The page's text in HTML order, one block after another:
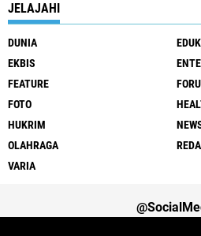
JELAJAHI
DUNIA
EKBIS
FEATURE
FOTO
HUKRIM
OLAHRAGA
VARIA